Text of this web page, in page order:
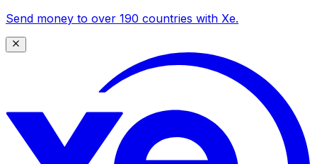
Send money to over 190 countries with Xe.